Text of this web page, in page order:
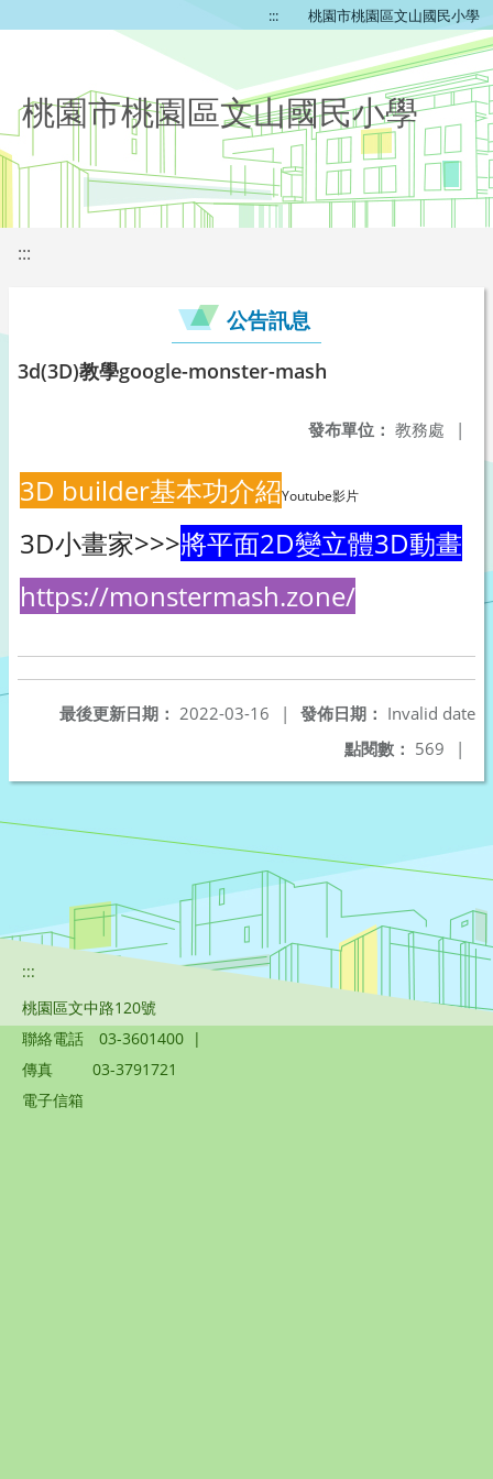
::: 桃園市桃園區文山國民小學
桃園市桃園區文山國民小學
:::
公告訊息
3d(3D)教學google-monster-mash
發布單位： 教務處 |
3D builder基本功介紹Youtube影片
3D小畫家>>>將平面2D變立體3D動畫
https://monstermash.zone/
發佈日期： Invalid date
最後更新日期： 2022-03-16
|
點閱數： 569 |
:::
桃園區文中路120號
聯絡電話
03-3601400 |
傳真
03-3791721
電子信箱